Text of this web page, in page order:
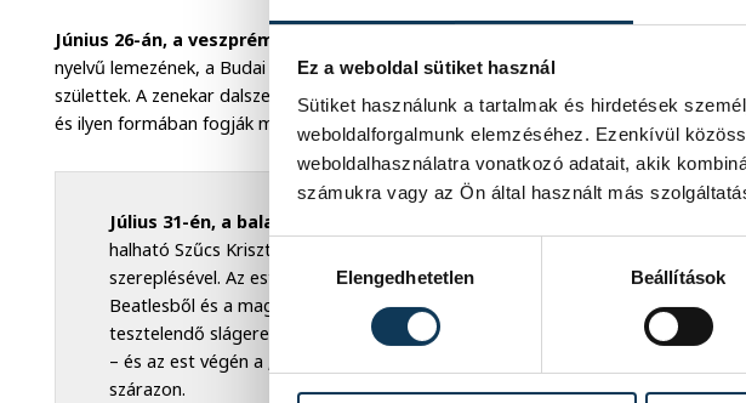
Ez a weboldal sütiket használ
Sütiket használunk a tartalmak és hirdetések
weboldalforgalmunk elemzéséhez. Ezenkívül
weboldalhasználatra vonatkozó adatait, akik
számukra vagy az Ön által használt más
Hozzájárulás kiválasztása
Elengedhetetlen
Beállítások
Június 26-án, a veszprémi Margit-romoknál az Ivan & The Parazol
nyelvű lemezének, a Budai Popnak a dalait. A lemezen hallható számok akusztikus
születtek. A zenekar dalszerző párosa, Balla Máté és Vitáris Iván, most visszanyúlnak
és ilyen formában fogják megmutatni őket, az album elejétől a végéig.
Július 31-én, a balatoncsicsói Szent Balázs templomromnál a Szűcsinger
halható Szűcs Krisztián zenész (HS7, Budapest Bár) és a költő Szálinger Balázs
szereplésével. Az est forrása a két alkotó közös mániáiból ered azaz Petőfi
Beatlesből és a magyar kabaréból. Közös dalok, tinédzserkori versek,
tesztelendő slágerek, háború és béke, jelenetek, új szövegű Beatles,
– és az est végén a „Világslágerek Magyarul” című blokk, ami után szem nem
szárazon.